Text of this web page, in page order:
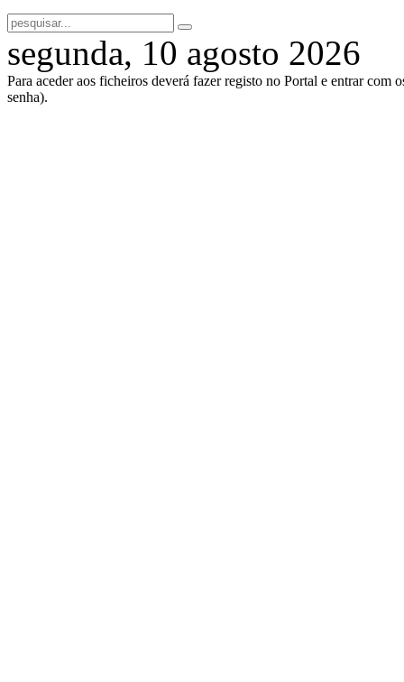
segunda, 10 agosto 2026
Para aceder aos ficheiros deverá fazer registo no Portal e entrar com
senha).